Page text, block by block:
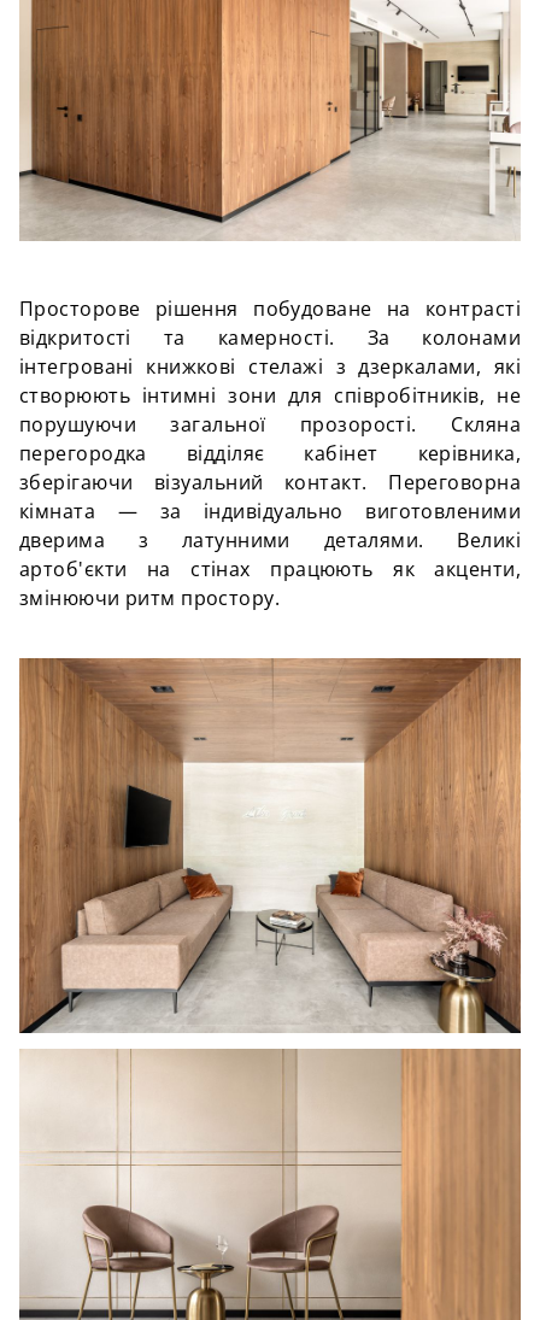
Просторове рішення побудоване на контрасті
відкритості та камерності. За колонами
інтегровані книжкові стелажі з дзеркалами, які
створюють інтимні зони для співробітників, не
порушуючи загальної прозорості. Скляна
перегородка відділяє кабінет керівника,
зберігаючи візуальний контакт. Переговорна
кімната — за індивідуально виготовленими
дверима з латунними деталями. Великі
артоб'єкти на стінах працюють як акценти,
змінюючи ритм простору.